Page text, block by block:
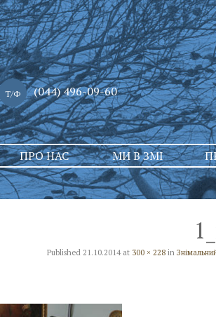
Т/Ф (044) 496-09-60
Skip
to
content
ПРО НАС МИ В ЗМІ
Published 21.10.2014at 300 × 228in